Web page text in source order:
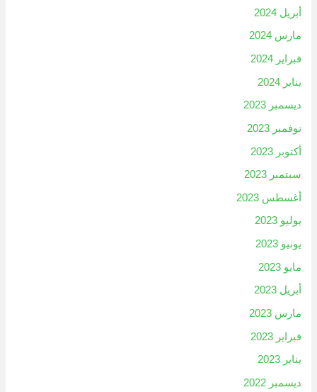
أبريل 2024
مارس 2024
فبراير 2024
يناير 2024
ديسمبر 2023
نوفمبر 2023
أكتوبر 2023
سبتمبر 2023
أغسطس 2023
يوليو 2023
يونيو 2023
مايو 2023
أبريل 2023
مارس 2023
فبراير 2023
يناير 2023
ديسمبر 2022